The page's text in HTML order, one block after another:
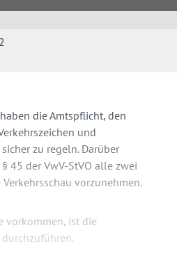
die Amtspflicht, den
und
zu regeln. Darüber
45 der VwV-StVO alle zwei
vorzunehmen.
vorkommen, ist die